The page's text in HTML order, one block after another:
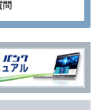
問